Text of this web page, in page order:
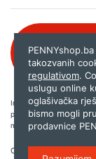
080
Internet trgovina
podatke. Ako na našoj
molimo vas da nam to
Copyright © 2026.
takozvanih
regulativom.
uslugu online
oglašivačka
bismo mogli
prodavnice